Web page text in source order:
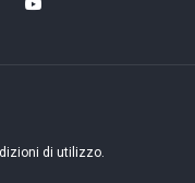
di utilizzo.